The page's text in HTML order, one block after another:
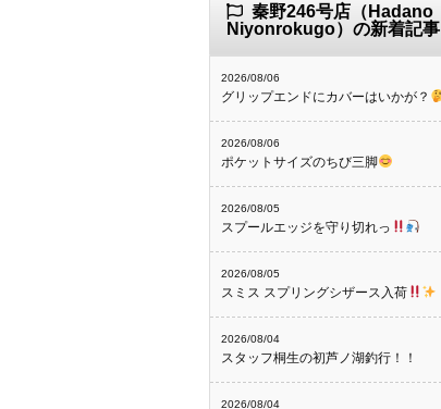
秦野246号店（Hadano
Niyonrokugo）の新着記事
2026/08/06
グリップエンドにカバーはいかが？
2026/08/06
ポケットサイズのちび三脚
2026/08/05
スプールエッジを守り切れっ
2026/08/05
スミス スプリングシザース入荷
2026/08/04
スタッフ桐生の初芦ノ湖釣行！！
2026/08/04